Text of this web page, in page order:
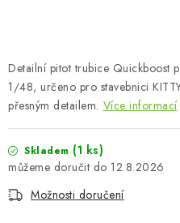
O nás Moje objednávka
Obchodní podmínky
Reklamační řád
Velkoobchod
Převodník modelářských barev
Detailní pitot trubice Quickboost
1/48, určeno pro stavebnici
přesným detailem. Více informací
Skladem (1 ks)
12.8.2026
Možnosti doručení